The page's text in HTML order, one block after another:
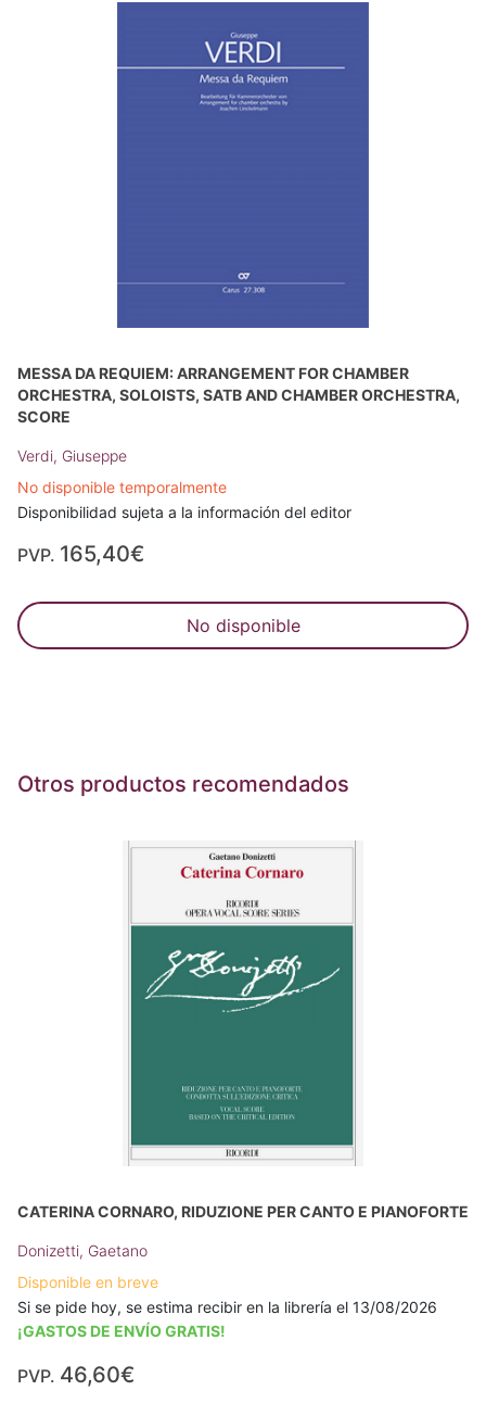
MESSA DA REQUIEM: ARRANGEMENT FOR CHAMBER
ORCHESTRA, SOLOISTS, SATB AND CHAMBER ORCHESTRA,
SCORE
Verdi, Giuseppe
No disponible temporalmente
Disponibilidad sujeta a la información del editor
PVP. 165,40€
No disponible
Otros productos recomendados
CATERINA CORNARO, RIDUZIONE PER CANTO E PIANOFORTE
Donizetti, Gaetano
Disponible en breve
Si se pide hoy, se estima recibir en la librería el 13/08/2026
¡GASTOS DE ENVÍO GRATIS!
PVP. 46,60€